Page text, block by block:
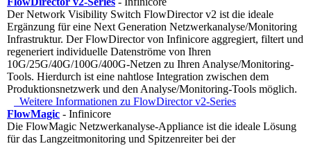
Der Network Visibility Switch FlowDirector v2 ist die ideale
Ergänzung für eine Next Generation Netzwerkanalyse/Monitoring
Infrastruktur. Der FlowDirector von Infinicore aggregiert, filtert und
regeneriert individuelle Datenströme von Ihren
10G/25G/40G/100G/400G-Netzen zu Ihren Analyse/Monitoring-
Tools. Hierdurch ist eine nahtlose Integration zwischen dem
Produktionsnetzwerk und den Analyse/Monitoring-Tools möglich.
Weitere Informationen zu FlowDirector v2-Series
FlowMagic - Infinicore
Die FlowMagic Netzwerkanalyse-Appliance ist die ideale Lösung
für das Langzeitmonitoring und Spitzenreiter bei der